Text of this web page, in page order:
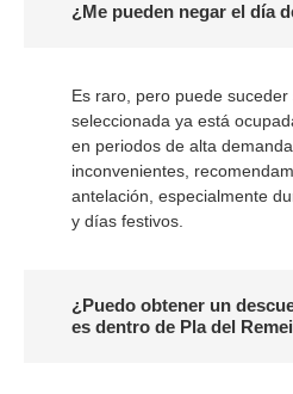
¿Me pueden negar el día
Es raro, pero puede suceder
seleccionada ya está
en periodos de alta
inconvenientes,
antelación, especialmente
y días festivos.
¿Puedo obtener un
es dentro de Pla del